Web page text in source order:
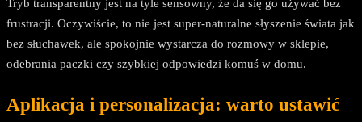
Tryb transparentny jest na tyle sensowny, że da się go używać bez
frustracji. Oczywiście, to nie jest super-naturalne słyszenie świata jak
bez słuchawek, ale spokojnie wystarcza do rozmowy w sklepie,
odebrania paczki czy szybkiej odpowiedzi komuś w domu.
Aplikacja i personalizacja: warto ustawić